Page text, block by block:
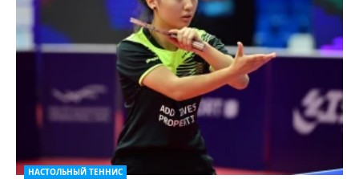
НАСТОЛЬНЫЙ ТЕННИС